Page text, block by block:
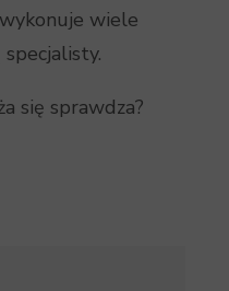
wiele
specjalisty.
się sprawdza?